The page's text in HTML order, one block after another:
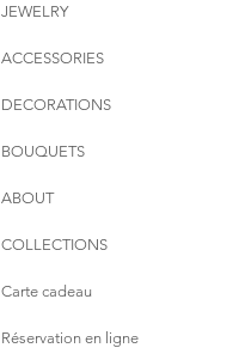
JEWELRY
ACCESSORIES
DECORATIONS
BOUQUETS
ABOUT
COLLECTIONS
Carte cadeau
Réservation en ligne